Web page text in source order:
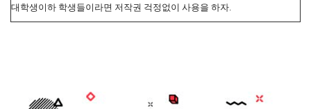
대학생이하 학생들이라면 저작권 걱정없이 사용을 하자.